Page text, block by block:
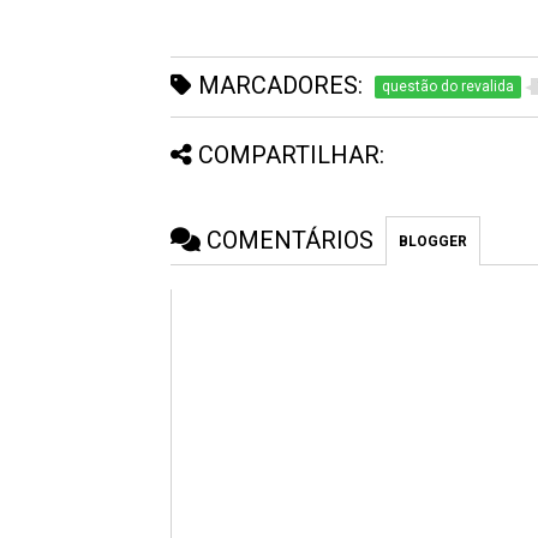
MARCADORES: questão do revalida
COMPARTILHAR:
COMENTÁRIOS BLOGGER